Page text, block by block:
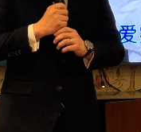
長林佳龍出席《台灣光華雜
蛻變，分享世界的光華」開
轉 型迎向下個50年
持「台美經濟繁榮夥伴對
合作三大戰略方向 盼與民
個世代的繁榮
長林佳龍接受印尼「時代雜
安全局勢，籲深化台印尼半
長林佳龍午宴歡迎美國聯邦